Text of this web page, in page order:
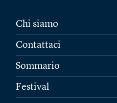
Chi siamo
Contattaci
Sommario
Festival